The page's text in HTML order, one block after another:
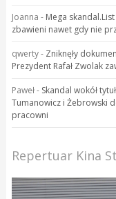
Joanna - Mega
zbawieni nawet gdy nie
qwerty- Zniknęły
Prezydent Rafał Zwolak
Paweł- Skandal wokół
Tumanowicz i Żebrowski
pracowni
Repertuar Kina